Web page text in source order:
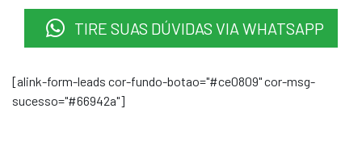
TIRE SUAS DÚVIDAS VIA WHATSAPP
[alink-form-leads cor-fundo-botao="#ce0809" cor-msg-
sucesso="#66942a"]